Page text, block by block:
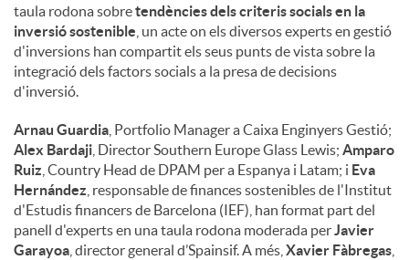
taula rodona sobretendències dels criteris socials en la
inversió sostenible , un acte on els diversos experts en gestió
d'inversions han compartit els seus punts de vista sobre la
integració dels factors socials a la presa de decisions
d'inversió.
Arnau Guardia , Portfolio Manager a Caixa Enginyers Gestió;
Alex Bardaji , Director Southern Europe Glass Lewis; Amparo
Ruiz , Country Head de DPAM per a Espanya i Latam; i Eva
Hernández , responsable de finances sostenibles de l'Institut
d'Estudis financers de Barcelona (IEF), han format part del
panell d'experts en una taula rodona moderada perJavier
Garayoa , director general d’Spainsif. A més, Xavier Fàbregas